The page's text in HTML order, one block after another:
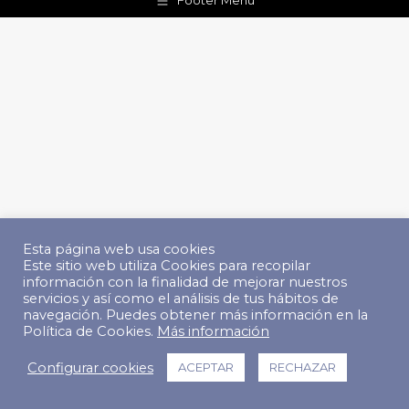
Esta página web usa cookies
Este sitio web utiliza Cookies para recopilar
información con la finalidad de mejorar nuestros
servicios y así como el análisis de tus hábitos de
navegación. Puedes obtener más información en la
Política de Cookies. Más información
Configurar cookies ACEPTAR RECHAZAR